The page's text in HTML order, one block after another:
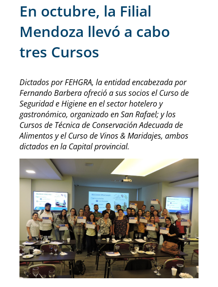
En octubre, la Filial
Mendoza llevó a cabo
tres Cursos
Dictados por FEHGRA, la entidad encabezada por
Fernando Barbera ofreció a sus socios el Curso de
Seguridad e Higiene en el sector hotelero y
gastronómico, organizado en San Rafael; y los
Cursos de Técnica de Conservación Adecuada de
Alimentos y el Curso de Vinos & Maridajes, ambos
dictados en la Capital provincial.